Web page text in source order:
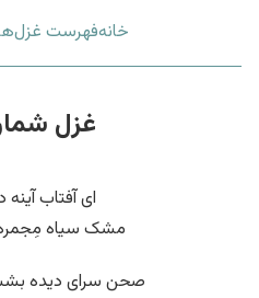
خانهفهرست
غزل شماره
ای آفتاب
مشک سیاه مِجمره
صحن سرای دیده